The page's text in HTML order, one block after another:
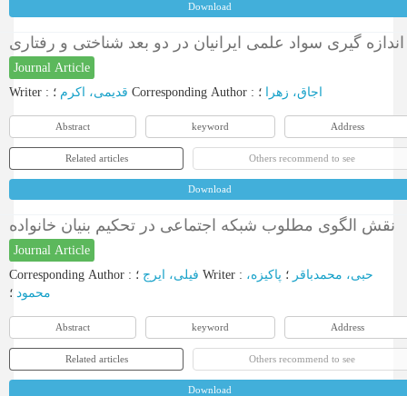
Download
اندازه گیری سواد علمی ایرانیان در دو بعد شناختی و رفتاری
Journal Article
Writer : قدیمی، اکرم Corresponding Author : اجاق، زهرا ؛
Abstract keyword Address
Related articles Others recommend to see
Download
نقش الگوی مطلوب شبکه اجتماعی در تحکیم بنیان خانواده
Journal Article
Corresponding Author : فیلی، ایرج Writer : حبی، محمدباقر ؛ پاکیزه،
محمود ؛
Abstract keyword Address
Related articles Others recommend to see
Download